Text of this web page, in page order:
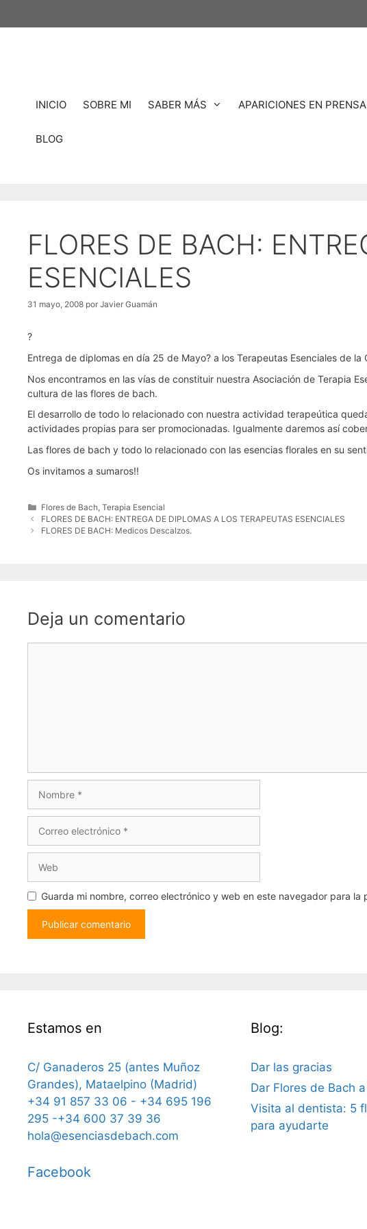
INICIO SOBRE MI SABER MÁS APARICIONES EN PRENSA
BLOG
FLORES DE BACH:
ESENCIALES
31 mayo, 2008 por Javier Guamán
?
Entrega de diplomas en día 25 de Mayo? a los Terapeutas Esenciales de la
Nos encontramos en las vías de constituir nuestra Asociación de Terapia
cultura de las flores de bach.
El desarrollo de todo lo relacionado con nuestra actividad terapeútica
actividades propias para ser promocionadas. Igualmente daremos así
Las flores de bach y todo lo relacionado con las esencias florales en su
Os invitamos a sumaros!!
Categorías
Flores de Bach ,Terapia Esencial
FLORES DE BACH: ENTREGA DE DIPLOMAS A LOS TERAPEUTAS ESENCIALES
FLORES DE BACH: Medicos Descalzos.
Deja un comentario
electrónico
Guarda mi nombre, correo electrónico y web en este navegador para la
Estamos en
C/ Ganaderos 25 (antes Muñoz
Grandes), Mataelpino (Madrid)
+34 91 857 33 06 - +34 695 196
295 -+34 600 37 39 36
hola@esenciasdebach.com
Facebook
Blog:
Dar las gracias
Dar Flores de Bach
Visita al dentista: 5
para ayudarte